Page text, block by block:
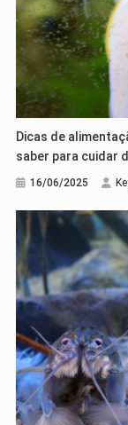
Dicas de alimentação para ampulárias: o que você precisa
saber para cuidar
16/06/2025